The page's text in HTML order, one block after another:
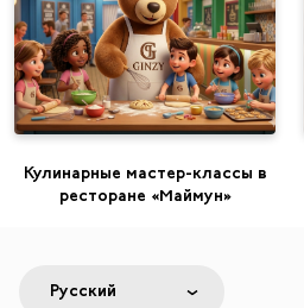
Кулинарные мастер-классы в
ресторане «Маймун»
Русский